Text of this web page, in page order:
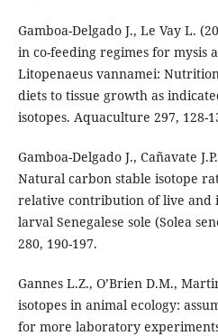
Gamboa-Delgado J., Le Vay L.
in co-feeding regimes for mysis
Litopenaeus vannamei:
diets to tissue growth as
isotopes. Aquaculture 297, 128-
Gamboa-Delgado J., Cañavate
Natural carbon stable isotope
relative contribution of live and
larval Senegalese sole (Solea
280, 190-197.
Gannes L.Z., O’Brien D.M.,
isotopes in animal ecology:
for more laboratory